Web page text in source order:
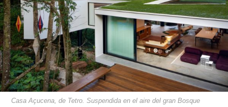
Casa Açucena, de Tetro. Suspendida en el aire del gran Bosque